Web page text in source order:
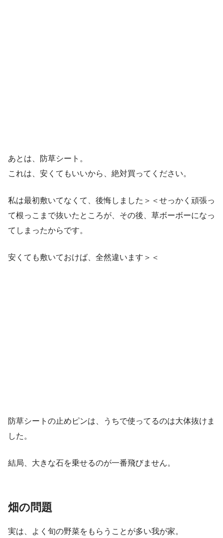
あとは、防草シート。
これは、安くてもいいから、絶対買ってください。
私は最初敷いてなくて、後悔しました＞＜せっかく頑張っ
て根っこまで抜いたところが、その後、草ボーボーになっ
てしまったからです。
安くても敷いておけば、全然違います＞＜
防草シートの止めピンは、うちで使ってるのは大体抜けま
した。
結局、大きな石を乗せるのが一番飛びません。
畑の問題
実は、よく旬の野菜をもらうことが多い我が家。